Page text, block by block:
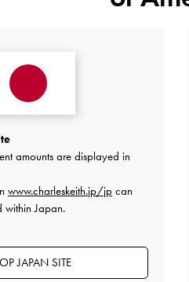
レビューは購入した方
amounts are displayed in
www.charleskeith.jp/jp can
within Japan.
JAPAN SITE